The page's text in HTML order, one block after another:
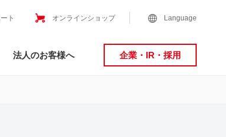
ト オンラインショップ Language
法人のお客様へ 企業・IR・採用